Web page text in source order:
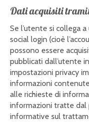
Dati acquisiti
Se l’utente si collega
social login (cioè
possono essere
pubblicati dall’utente
impostazioni privacy
informazioni
alle richieste di
informazioni tratte dal
informative sul